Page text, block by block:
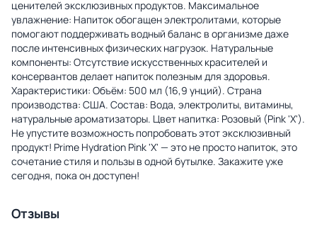
ценителей эксклюзивных продуктов. Максимальное
увлажнение: Напиток обогащен электролитами, которые
помогают поддерживать водный баланс в организме даже
после интенсивных физических нагрузок. Натуральные
компоненты: Отсутствие искусственных красителей и
консервантов делает напиток полезным для здоровья.
Характеристики: Объём: 500 мл (16,9 унций). Страна
производства: США. Состав: Вода, электролиты, витамины,
натуральные ароматизаторы. Цвет напитка: Розовый (Pink 'X').
Не упустите возможность попробовать этот эксклюзивный
продукт! Prime Hydration Pink 'X' — это не просто напиток, это
сочетание стиля и пользы в одной бутылке. Закажите уже
сегодня, пока он доступен!
Отзывы